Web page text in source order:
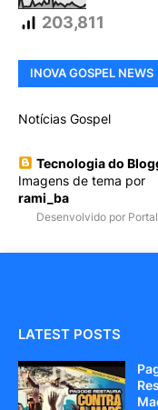
203,811
INOVA GOSPEL NEWS
Notícias Gospel
Tecnologia do
Imagens de tema por
rami_ba
Desenvolvido por
LATEST POSTS